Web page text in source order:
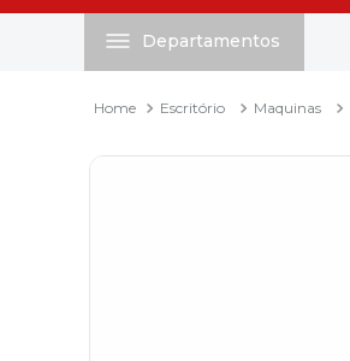
Departamentos
Escritório Maquinas
papel toalha